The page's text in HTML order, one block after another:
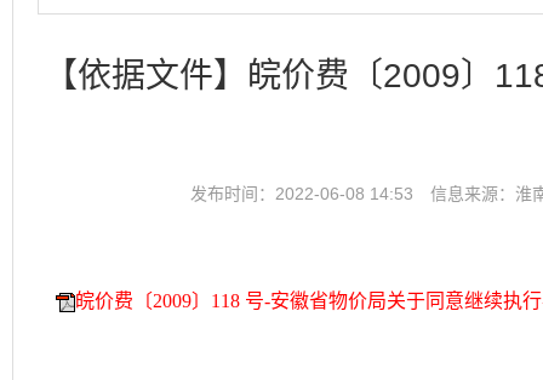
【依据文件】皖价费〔2009〕
发布时间：2022-06-08 14:53 信息来源：淮
皖价费〔2009〕118 号-安徽省物价局关于同意继续执